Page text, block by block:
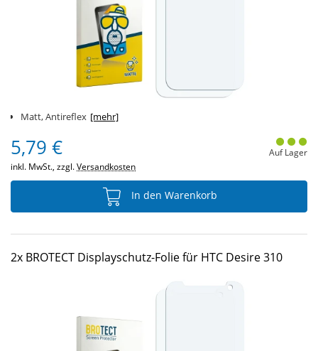
Matt, Antireflex [mehr]
5,79 €
inkl. MwSt., zzgl.Versandkosten
Auf Lager
In den Warenkorb
2x BROTECT Displayschutz-Folie für HTC Desire 310